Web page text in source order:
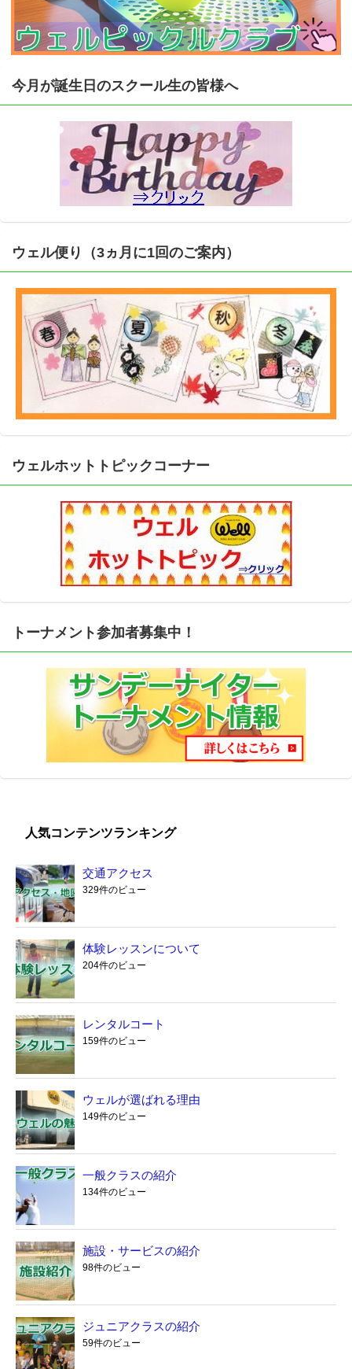
今月が誕生日のスクール生の皆様へ
ウェル便り（3ヵ月に1回のご案内）
ウェルホットトピックコーナー
トーナメント参加者募集中！
人気コンテンツランキング
交通アクセス
329件のビュー
体験レッスンについて
204件のビュー
レンタルコート
159件のビュー
ウェルが選ばれる理由
149件のビュー
一般クラスの紹介
134件のビュー
施設・サービスの紹介
98件のビュー
ジュニアクラスの紹介
59件のビュー